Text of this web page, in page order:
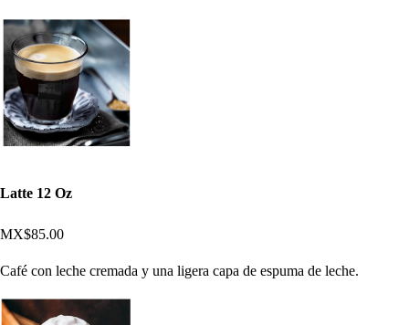
Latte 12 Oz
MX$85.00
Café con leche cremada y una ligera capa de espuma de leche.